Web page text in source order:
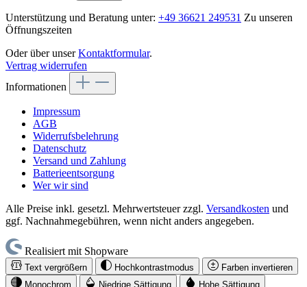
Unterstützung und Beratung unter: +49 36621 249531 Zu unseren
Öffnungszeiten
Oder über unserKontaktformular.
Vertrag widerrufen
Informationen
Impressum
AGB
Widerrufsbelehrung
Datenschutz
Versand und Zahlung
Batterieentsorgung
Wer wir sind
Alle Preise inkl. gesetzl. Mehrwertsteuer zzgl. Versandkosten und
ggf. Nachnahmegebühren, wenn nicht anders angegeben.
Realisiert mit Shopware
Text vergrößern Hochkontrastmodus
Farben invertieren
Monochrom
Niedrige Sättigung Hohe Sättigung